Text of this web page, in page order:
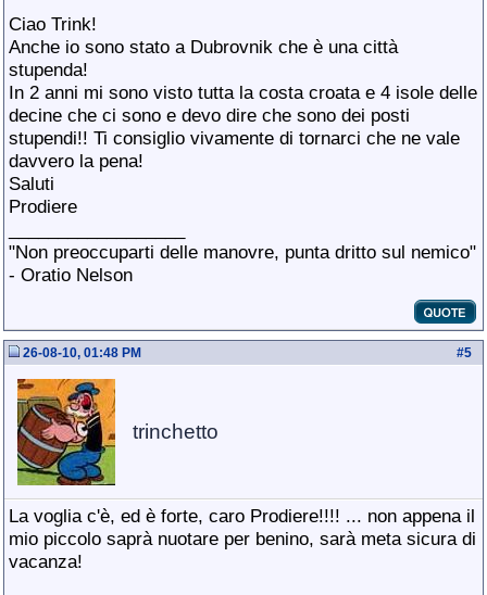
Ciao Trink!
Anche io sono stato a Dubrovnik che è una città
stupenda!
In 2 anni mi sono visto tutta la costa croata e 4 isole delle
decine che ci sono e devo dire che sono dei posti
stupendi!! Ti consiglio vivamente di tornarci che ne vale
davvero la pena!
Saluti
Prodiere
"Non preoccuparti delle manovre, punta dritto sul nemico"
- Oratio Nelson
#5
26-08-10, 01:48 PM
trinchetto
La voglia c'è, ed è forte, caro Prodiere!!!! ... non appena il
mio piccolo saprà nuotare per benino, sarà meta sicura di
vacanza!